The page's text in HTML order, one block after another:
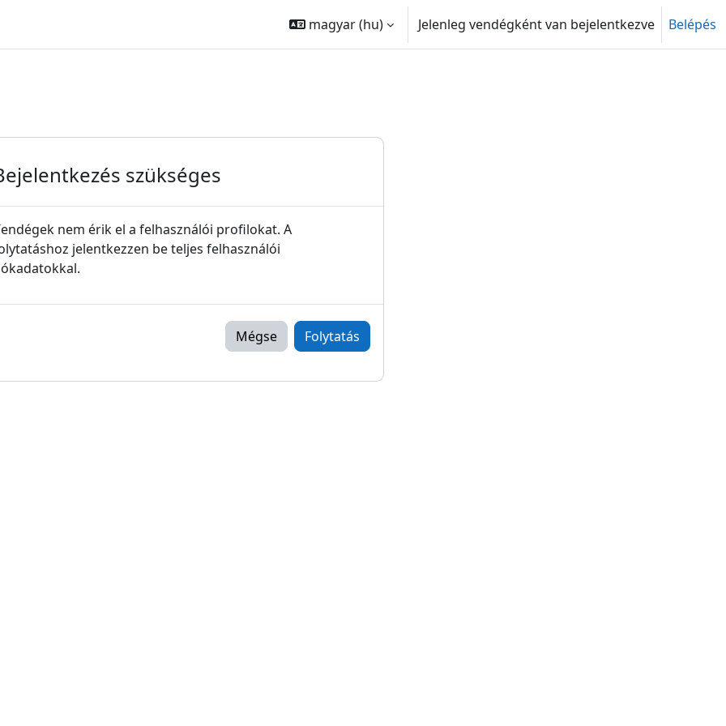
magyar ‎(hu)‎ Jelenleg vendégként van bejelentkezve Belépés
szükséges
nem érik el a felhasználói profilokat. A
jelentkezzen be teljes felhasználói
Mégse Folytatás